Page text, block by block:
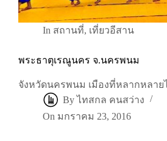
In สถานที่, เที่ยวอีสาน
พระธาตุเรณูนคร จ.นครพนม
จังหวัดนครพนม เมืองที่หลากหลา
By ไทสกล คนสว่าง
On มกราคม 23, 2016